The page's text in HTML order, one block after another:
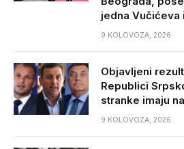
jedna Vučićeva
9 KOLOVOZA, 2026
Objavljeni
Republici
stranke imaju
9 KOLOVOZA, 2026